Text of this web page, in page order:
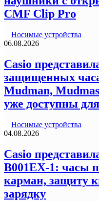
CMF Clip Pro
Носимые устройства
06.08.2026
Casio
защищенных
Mudman,
уже доступны
Носимые устройства
04.08.2026
Casio
B001EX-1: часы
карман, защиту
зарядку